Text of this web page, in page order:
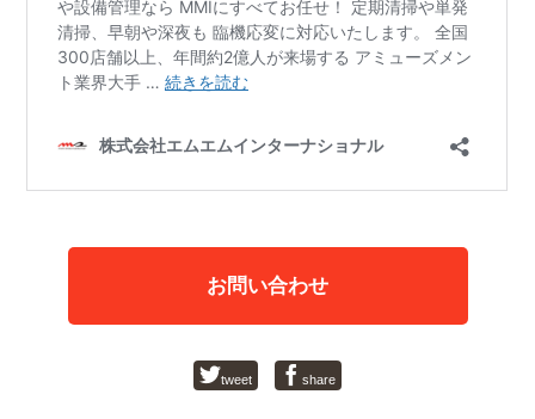
お問い合わせ
tweet share